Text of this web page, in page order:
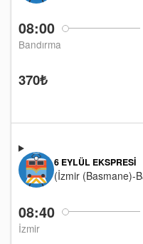
08:00
Bandırma
370₺
08:40
İzmir
6 EYLÜL EKSPRESI
(İzmir (Basmane)-